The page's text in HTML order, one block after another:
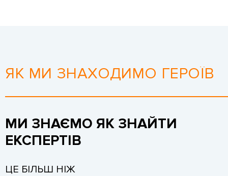
ЯК МИ ЗНАХОДИМО ГЕРОЇВ
МИ ЗНАЄМО ЯК ЗНАЙТИ
ЕКСПЕРТІВ
ЦЕ БІЛЬШ НІЖ